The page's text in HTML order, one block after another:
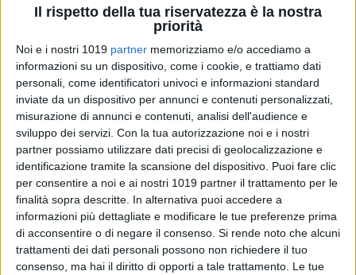
Il rispetto della tua riservatezza è la nostra
priorità
Noi e i nostri 1019 partner memorizziamo e/o accediamo a
informazioni su un dispositivo, come i cookie, e trattiamo dati
personali, come identificatori univoci e informazioni standard
inviate da un dispositivo per annunci e contenuti personalizzati,
misurazione di annunci e contenuti, analisi dell'audience e
sviluppo dei servizi. Con la tua autorizzazione noi e i nostri
partner possiamo utilizzare dati precisi di geolocalizzazione e
identificazione tramite la scansione del dispositivo. Puoi fare clic
per consentire a noi e ai nostri 1019 partner il trattamento per le
finalità sopra descritte. In alternativa puoi accedere a
informazioni più dettagliate e modificare le tue preferenze prima
di acconsentire o di negare il consenso. Si rende noto che alcuni
trattamenti dei dati personali possono non richiedere il tuo
consenso, ma hai il diritto di opporti a tale trattamento. Le tue
miliardi in soli 12
di Emanuela Giuliani
Film in Uscita
Settimana del 9
Agosto 2026
di La Redazione
NIMRODS
di La Redazione
Sadie Sink svela il